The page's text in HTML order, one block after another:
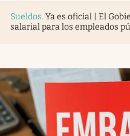
Sueldos. Ya es oficial | El
salarial para los empleados